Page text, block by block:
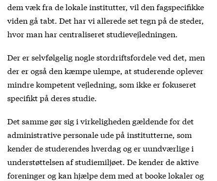
dem væk fra de lokale institutter, vil den fagspecifikke
viden gå tabt. Det har vi allerede set tegn på de steder,
hvor man har centraliseret studievejledningen.
Der er selvfølgelig nogle stordriftsfordele ved det, men
der er også den kæmpe ulempe, at studerende oplever
mindre kompetent vejledning, som ikke er fokuseret
specifikt på deres studie.
Det samme gør sig i virkeligheden gældende for det
administrative personale ude på institutterne, som
kender de studerendes hverdag og er uundværlige i
understøttelsen af studiemiljøet. De kender de aktive
foreninger og kan hjælpe dem med at booke lokaler og